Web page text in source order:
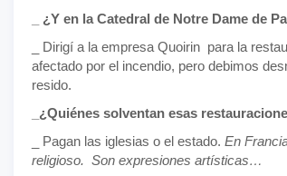
_ ¿Y en la Catedral de Notre Dame de
_ Dirigí a la empresa Quoirin para la
afectado por el incendio, pero debimos
resido.
_¿Quiénes solventan esas
_ Pagan las iglesias o el estado. En
religioso. Son expresiones artísticas…